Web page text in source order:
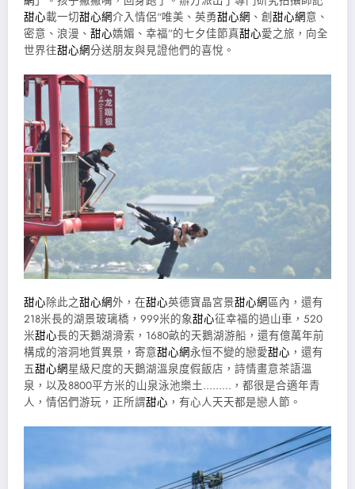
甜心載一切甜心網介入情侶“唯美、英勇甜心網 、創 甜心網意、
密意、浪漫、 甜心嬌媚、幸福”的七夕佳節真甜心愛之旅，向全
世界往甜心網分送朋友與見證他們的喜悅。
甜心除此之甜心網外，在甜心英德寶晶宮景甜心網區內，還有
218米長的湖景玻璃橋，999米的象甜心征幸福的過山車，520
米甜心長的天鵝湖滑索，1680畝的天鵝湖游船，還有億萬年前
構成的溶洞地質異景，寄意甜心網永恒不變的戀愛甜心 ，還有
五甜心網星級尺度的天鵝湖溫泉度假飯店，詩情畫意茶語溫
泉，以及8800平方米的山泉泳池樂土………，都很是合適年青
人，情侶們游玩，正所謂甜心 ，有心人天天都是戀人節。